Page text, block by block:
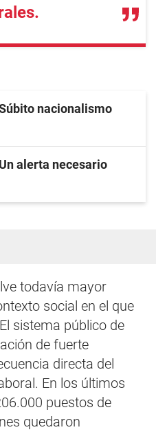
nacionalismo
Un alerta necesario
todavía mayor
social en el que
sistema público de
de fuerte
directa del
En los últimos
puestos de
quedaron